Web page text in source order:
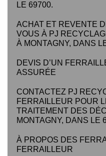
LE 69700.
ACHAT ET REVENTE
VOUS À PJ
À MONTAGNY, DANS
DEVIS D’UN
ASSURÉE
CONTACTEZ PJ
FERRAILLEUR POUR
TRAITEMENT DES
MONTAGNY, DANS LE
À PROPOS DES
FERRAILLEUR